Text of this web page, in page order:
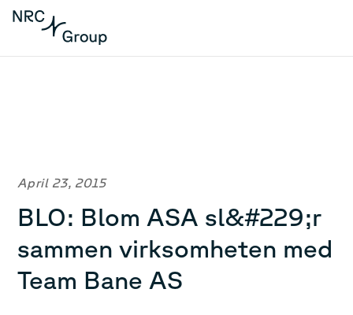
April 23, 2015
BLO: Blom ASA sl&#229;r
sammen virksomheten med
Team Bane AS